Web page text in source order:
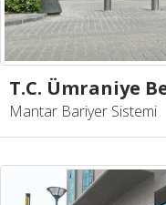
T.C. Ümraniye
Mantar Bariyer Sistemi